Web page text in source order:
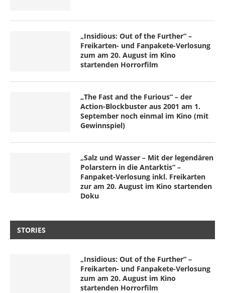
„Insidious: Out of the Further“ –
Freikarten- und Fanpakete-Verlosung
zum am 20. August im Kino
startenden Horrorfilm
„The Fast and the Furious“ – der
Action-Blockbuster aus 2001 am 1.
September noch einmal im Kino (mit
Gewinnspiel)
„Salz und Wasser – Mit der legendären
Polarstern in die Antarktis“ –
Fanpaket-Verlosung inkl. Freikarten
zur am 20. August im Kino startenden
Doku
STORIES
„Insidious: Out of the Further“ –
Freikarten- und Fanpakete-Verlosung
zum am 20. August im Kino
startenden Horrorfilm